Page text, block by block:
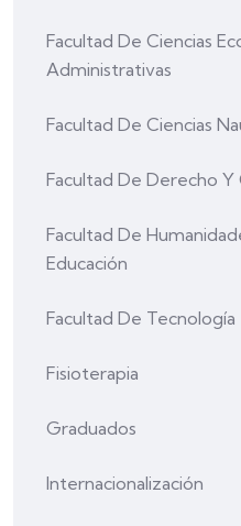
Facultad De Ciencias
Administrativas
Facultad De Ciencias
Facultad De Derecho Y
Facultad De
Educación
Facultad De Tecnología
Fisioterapia
Graduados
Internacionalización